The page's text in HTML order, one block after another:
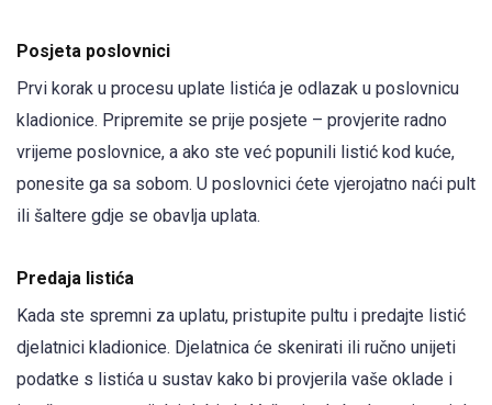
Posjeta poslovnici
Prvi korak u procesu uplate listića je odlazak u poslovnicu
kladionice. Pripremite se prije posjete – provjerite radno
vrijeme poslovnice, a ako ste već popunili listić kod kuće,
ponesite ga sa sobom. U poslovnici ćete vjerojatno naći pult
ili šaltere gdje se obavlja uplata.
Predaja listića
Kada ste spremni za uplatu, pristupite pultu i predajte listić
djelatnici kladionice. Djelatnica će skenirati ili ručno unijeti
podatke s listića u sustav kako bi provjerila vaše oklade i